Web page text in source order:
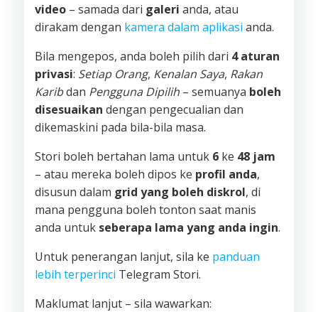
video – samada dari galeri anda, atau
dirakam dengan kamera dalam aplikasi anda.
Bila mengepos, anda boleh pilih dari 4 aturan
privasi: Setiap Orang, Kenalan Saya, Rakan
Karibdan Pengguna Dipilih – semuanya boleh
disesuaikan dengan pengecualian dan
dikemaskini pada bila-bila masa.
Stori boleh bertahan lama untuk 6 ke 48 jam
– atau mereka boleh dipos ke profil anda,
disusun dalam grid yang boleh diskrol, di
mana pengguna boleh tonton saat manis
anda untuk seberapa lama yang anda ingin.
Untuk penerangan lanjut, sila ke panduan
lebih terperinci Telegram Stori.
Maklumat lanjut – sila wawarkan: